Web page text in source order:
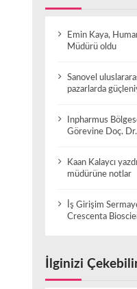
Emin Kaya,
Müdürü oldu
Sanovel
pazarlarda
Inpharmus
Görevine Doç.
Kaan Kalaycı
müdürüne notlar
İş Girişim
Crescenta
İlginizi